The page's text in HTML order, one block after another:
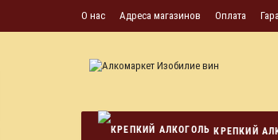
О нас Адреса магазинов Оплата
КРЕПКИЙ